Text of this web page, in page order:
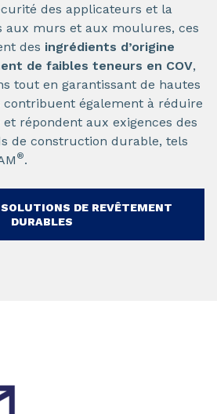
des applicateurs et la
aux murs et aux moulures, ces
des ingrédients d’origine
de faibles teneurs en COV,
tout en garantissant de hautes
contribuent également à réduire
et répondent aux exigences des
de construction durable, tels
®.
DE REVÊTEMENT
DURABLES